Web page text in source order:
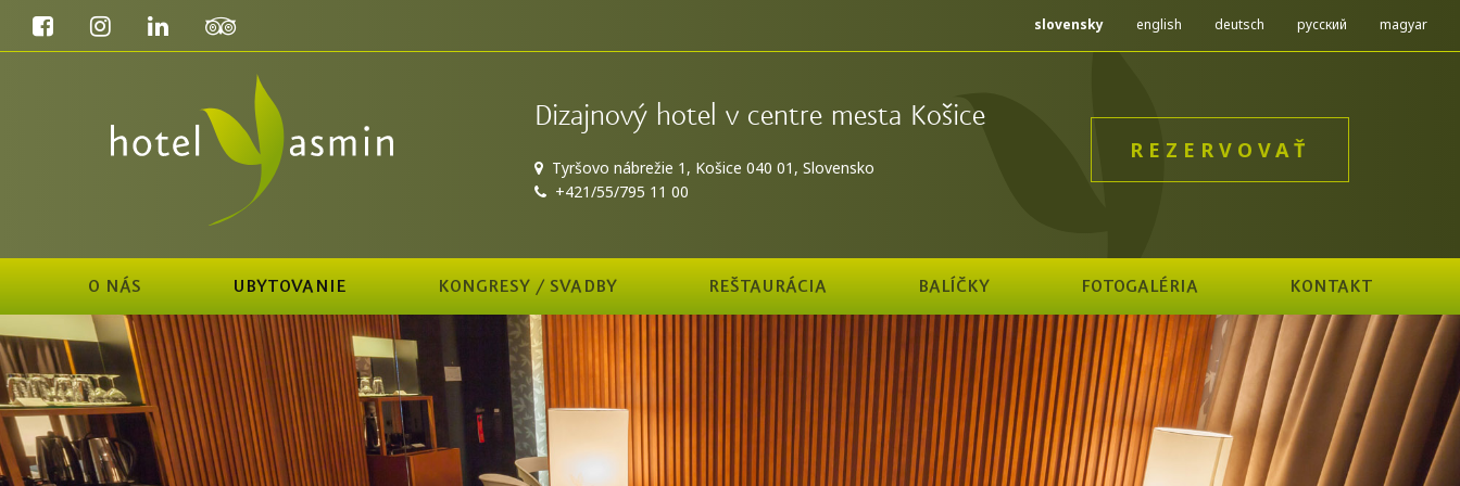
slovensky english deutsch русский magyar
Dizajnový hotel v centre mesta Košice
Tyršovo nábrežie 1, Košice 040 01, Slovensko
+421/55/795 11 00
REZERVOVAŤ
O NÁS UBYTOVANIE KONGRESY / SVADBY REŠTAURÁCIA BALÍČKY FOTOGALÉRIA KONTAKT